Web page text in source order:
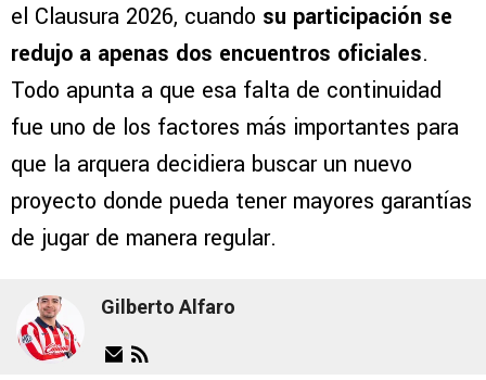
el Clausura 2026, cuando su participación se
redujo a apenas dos encuentros oficiales.
Todo apunta a que esa falta de continuidad
fue uno de los factores más importantes para
que la arquera decidiera buscar un nuevo
proyecto donde pueda tener mayores garantías
de jugar de manera regular.
Gilberto Alfaro